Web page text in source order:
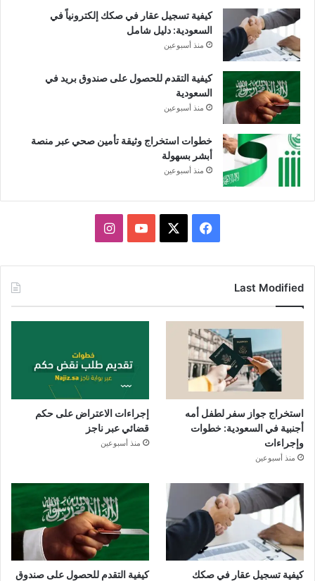
كيفية تسجيل عقار في صكك إلكترونياً في
السعودية: دليل شامل
منذ أسبوعين
كيفية التقدم للحصول على صندوق بريد في
السعودية
منذ أسبوعين
خطوات استخراج وثيقة تأمين صحي عبر منصة
أبشر بسهولة
منذ أسبوعين
فيسبوك يوتيوبانستقرام
Last Modified
استخراج جواز سفر لطفل أمه
أجنبية في السعودية: خطوات
وإجراءات
منذ أسبوعين
إجراءات الاعتراض على حكم
قضائي عبر ناجز
منذ أسبوعين
كيفية تسجيل عقار في صكك
كيفية التقدم للحصول على صندوق